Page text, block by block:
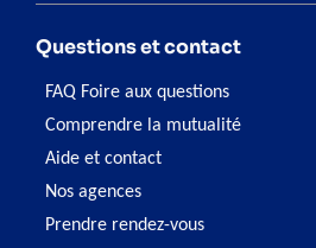
Questions et contact
FAQ Foire aux questions
Comprendre la mutualité
Aide et contact
Nos agences
Prendre rendez-vous